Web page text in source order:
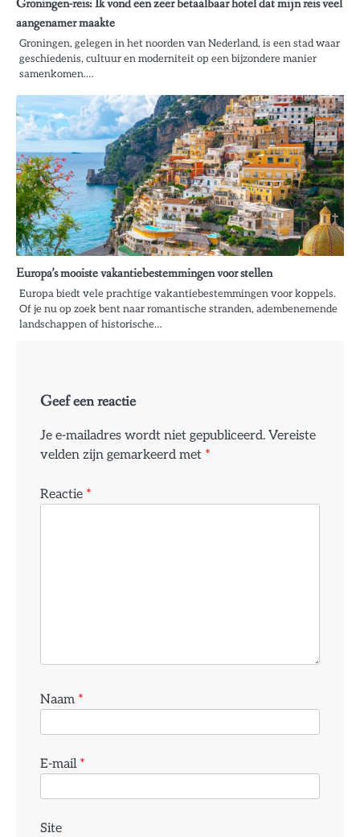
Groningen-reis: Ik vond een zeer betaalbaar hotel dat mijn reis veel
aangenamer maakte
Groningen, gelegen in het noorden van Nederland, is een stad waar
geschiedenis, cultuur en moderniteit op een bijzondere manier
samenkomen.…
Europa’s mooiste vakantiebestemmingen voor stellen
Europa biedt vele prachtige vakantiebestemmingen voor koppels.
Of je nu op zoek bent naar romantische stranden, adembenemende
landschappen of historische…
Geef een reactie
Je e-mailadres wordt niet gepubliceerd. Vereiste
velden zijn gemarkeerd met *
Reactie *
Naam *
E-mail *
Site